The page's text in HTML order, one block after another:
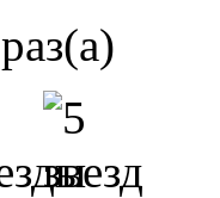
раз(а)